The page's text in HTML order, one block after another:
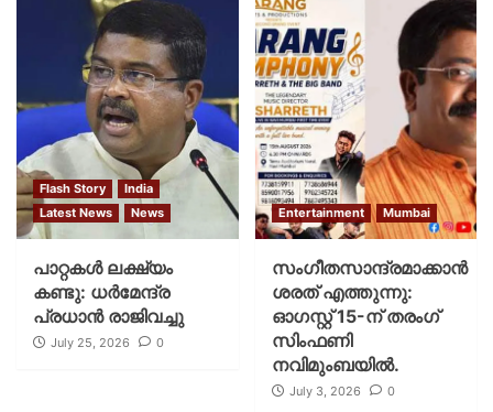
Flash Story
India
Latest News
News
പാറ്റകള്‍ ലക്ഷ്യം
കണ്ടു: ധര്‍മേന്ദ്ര
പ്രധാന്‍ രാജിവച്ചു
July 25, 2026 0
Entertainment Mumbai
സംഗീതസാന്ദ്രമാക്കാൻ
ശരത് എത്തുന്നു:
ഓഗസ്റ്റ് 15-ന് തരംഗ്
സിംഫണി
നവിമുംബയിൽ.
July 3, 2026 0